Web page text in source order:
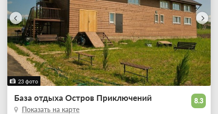
23 фото
8.3
База отдыха Остров Приключений
Показать на карте